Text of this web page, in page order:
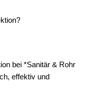
bei *Sanitär & Rohr
effektiv und